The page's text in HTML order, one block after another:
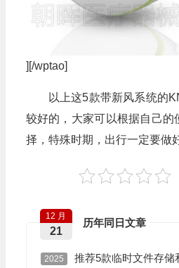
][/wptao]
以上这5款带新风系统的
较好的，大家可以根据自己的
择，特殊时期，出行一定要做
历年同日文章
12 月
21
2025 推荐5款临时文件存储